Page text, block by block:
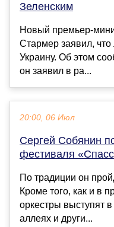
Зеленским
Новый премьер-
Стармер заявил,
Украину. Об этом
он заявил в ра...
20:00, 06 Июл
Сергей Собянин
фестиваля
По традиции он
Кроме того, как и в
оркестры выступят в
аллеях и други...